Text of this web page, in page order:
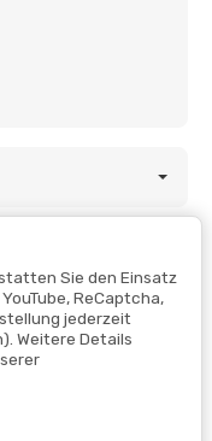
Sie den Einsatz
ReCaptcha,
jederzeit
Weitere Details